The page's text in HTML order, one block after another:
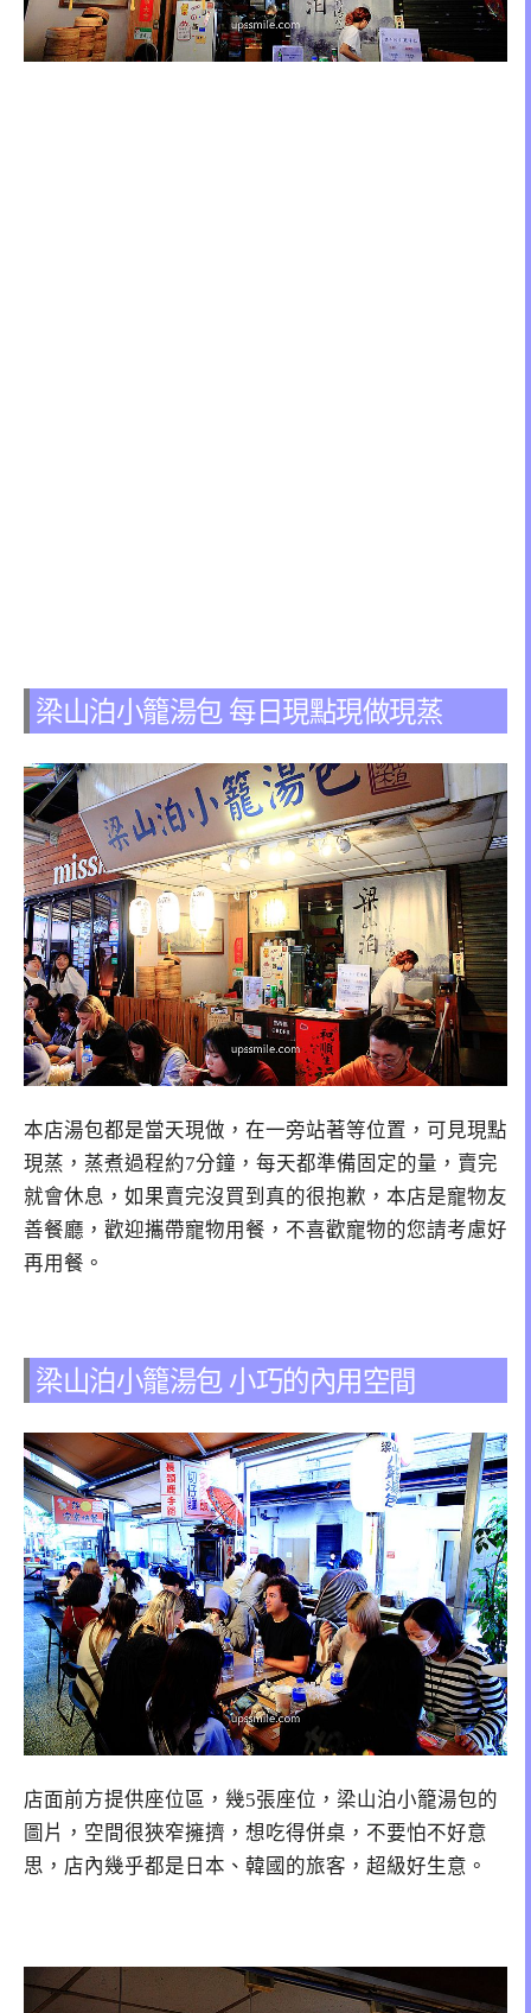
梁山泊小籠湯包 每日現點現做現蒸
本店湯包都是當天現做，在一旁站著等位置，可見現點
現蒸，蒸煮過程約7分鐘，每天都準備固定的量，賣完
就會休息，如果賣完沒買到真的很抱歉，本店是寵物友
善餐廳，歡迎攜帶寵物用餐，不喜歡寵物的您請考慮好
再用餐。
梁山泊小籠湯包 小巧的內用空間
店面前方提供座位區，幾5張座位，梁山泊小籠湯包的
圖片，空間很狹窄擁擠，想吃得併桌，不要怕不好意
思，店內幾乎都是日本、韓國的旅客，超級好生意。